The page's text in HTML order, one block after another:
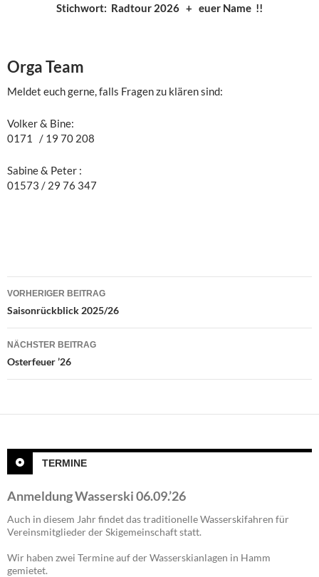
Stichwort: Radtour 2026 + euer Name !!
Orga Team
Meldet euch gerne, falls Fragen zu klären sind:
Volker & Bine:
0171 / 19 70 208
Sabine & Peter :
01573 / 29 76 347
Beitragsnavigation
VORHERIGER BEITRAG
Saisonrückblick 2025/26
NÄCHSTER BEITRAG
Osterfeuer ’26
TERMINE
Anmeldung Wasserski 06.09.’26
Auch in diesem Jahr findet das traditionelle Wasserskifahren für
Vereinsmitglieder der Skigemeinschaft statt.
Wir haben zwei Termine auf der Wasserskianlagen in Hamm
gemietet.